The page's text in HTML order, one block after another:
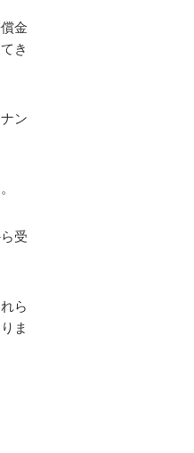
金
き
ン
受
ら
ま